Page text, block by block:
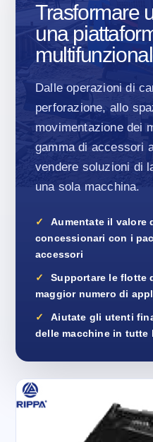
Trasformare
una
Dalle operazioni di
perforazione, allo
movimentazione dei
gamma di accessori
vendere soluzioni di
una sola macchina.
Aumentate il valore
concessionari con i
accessori
Supportare le flotte
maggior numero di
Aiutate gli utenti
delle macchine in tutte